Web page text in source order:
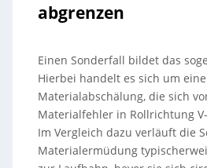
abgrenzen
Einen Sonderfall bildet das
Hierbei handelt es sich um eine
Materialabschälung, die sich
Materialfehler in Rollrichtung
Im Vergleich dazu verläuft die
Materialermüdung